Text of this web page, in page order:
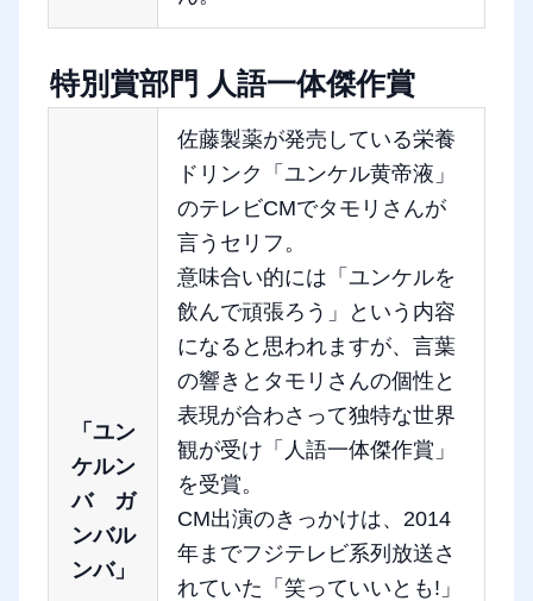
特別賞部門 人語一体傑作賞
「ユン
ケルン
バ ガ
ンバル
ンバ」
佐藤製薬が発売している栄養
ドリンク「ユンケル黄帝液」
のテレビCMでタモリさんが
言うセリフ。
意味合い的には「ユンケルを
飲んで頑張ろう」という内容
になると思われますが、言葉
の響きとタモリさんの個性と
表現が合わさって独特な世界
観が受け「人語一体傑作賞」
を受賞。
CM出演のきっかけは、2014
年までフジテレビ系列放送さ
れていた「笑っていいとも!」